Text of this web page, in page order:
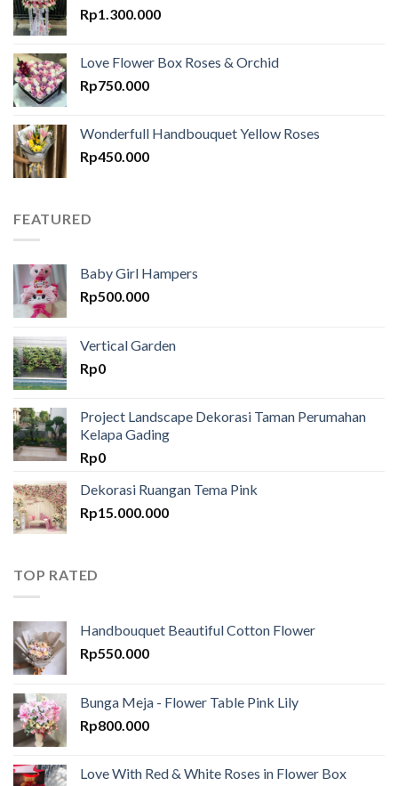
Rp1.300.000
Love Flower Box Roses & Orchid
Rp750.000
Wonderfull Handbouquet Yellow Roses
Rp450.000
FEATURED
Baby Girl Hampers
Rp500.000
Vertical Garden
Rp0
Project Landscape Dekorasi Taman Perumahan
Kelapa Gading
Rp0
Dekorasi Ruangan Tema Pink
Rp15.000.000
TOP RATED
Handbouquet Beautiful Cotton Flower
Rp550.000
Bunga Meja - Flower Table Pink Lily
Rp800.000
Love With Red & White Roses in Flower Box